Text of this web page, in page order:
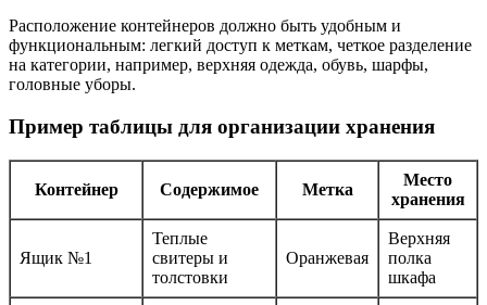
Расположение контейнеров должно быть удобным и
функциональным: легкий доступ к меткам, четкое разделение
на категории, например, верхняя одежда, обувь, шарфы,
головные уборы.
Пример таблицы для организации хранения
Контейнер Содержимое Метка
Место
хранения
Ящик №1
Теплые
свитеры и
толстовки
Оранжевая
Верхняя
полка
шкафа